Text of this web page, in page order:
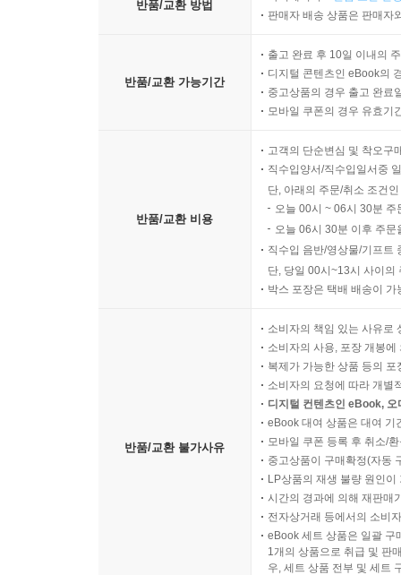
반품/교환 방법
판매자 배송 상품은 판매자
반품/교환 가능기간
출고 완료 후 10일 이내의
디지털 콘텐츠인 eBook의
중고상품의 경우 출고 완료
모바일 쿠폰의 경우 유효기
반품/교환 비용
고객의 단순변심 및 착오구
직수입양서/직수입일서중
단, 아래의 주문/취소 조건
오늘 00시 ~ 06시 30분
오늘 06시 30분 이후 주
직수입 음반/영상물/기프트
단, 당일 00시~13시 사이의
박스 포장은 택배 배송이
반품/교환 불가사유
소비자의 책임 있는 사유로
소비자의 사용, 포장 개봉
복제가 가능한 상품 등의
소비자의 요청에 따라 개별
디지털 컨텐츠인 eBook,
eBook 대여 상품은 대여 기
모바일 쿠폰 등록 후 취소/
중고상품이 구매확정(자동
LP상품의 재생 불량 원인
시간의 경과에 의해 재판매
전자상거래 등에서의 소비
eBook 세트 상품은 일괄 구
1개의 상품으로 취급 및 판
우, 세트 상품 전부 및 세트